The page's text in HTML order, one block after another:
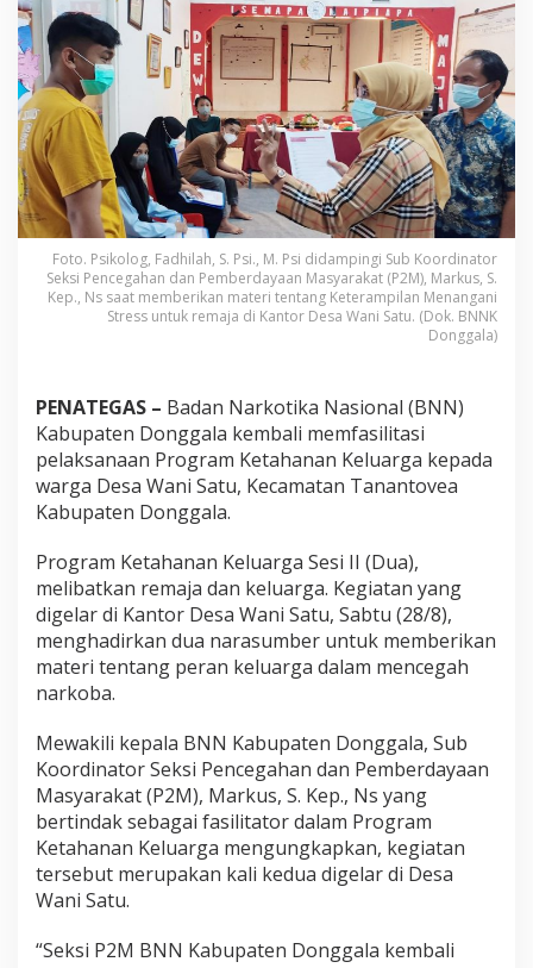
l
a
F
a
s
i
l
i
t
a
s
i
P
r
a
m
K
e
a
a
a
n
K
e
r
g
a
A
n
t
i
r
Foto. Psikolog, Fadhilah, S. Psi., M. Psi didampingi Sub Koordinator
Seksi Pencegahan dan Pemberdayaan Masyarakat (P2M), Markus, S.
Kep., Ns saat memberikan materi tentang Keterampilan Menangani
Stress untuk remaja di Kantor Desa Wani Satu. (Dok. BNNK
Donggala)
PENATEGAS – Badan Narkotika Nasional (BNN)
Kabupaten Donggala kembali memfasilitasi
pelaksanaan Program Ketahanan Keluarga kepada
warga Desa Wani Satu, Kecamatan Tanantovea
Kabupaten Donggala.
Program Ketahanan Keluarga Sesi II (Dua),
melibatkan remaja dan keluarga. Kegiatan yang
digelar di Kantor Desa Wani Satu, Sabtu (28/8),
menghadirkan dua narasumber untuk memberikan
materi tentang peran keluarga dalam mencegah
narkoba.
Mewakili kepala BNN Kabupaten Donggala, Sub
Koordinator Seksi Pencegahan dan Pemberdayaan
Masyarakat (P2M), Markus, S. Kep., Ns yang
bertindak sebagai fasilitator dalam Program
Ketahanan Keluarga mengungkapkan, kegiatan
tersebut merupakan kali kedua digelar di Desa
Wani Satu.
“Seksi P2M BNN Kabupaten Donggala kembali